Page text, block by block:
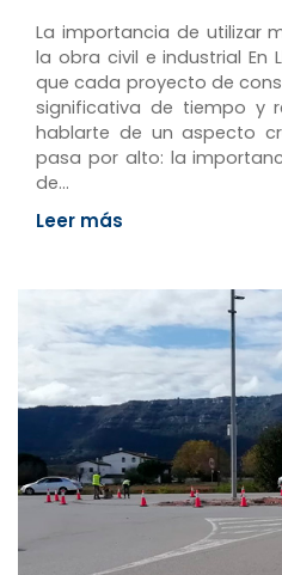
La importancia de utilizar
la obra civil e industrial En
que cada proyecto de
significativa de tiempo y
hablarte de un aspecto
pasa por alto: la
de…
Leer más